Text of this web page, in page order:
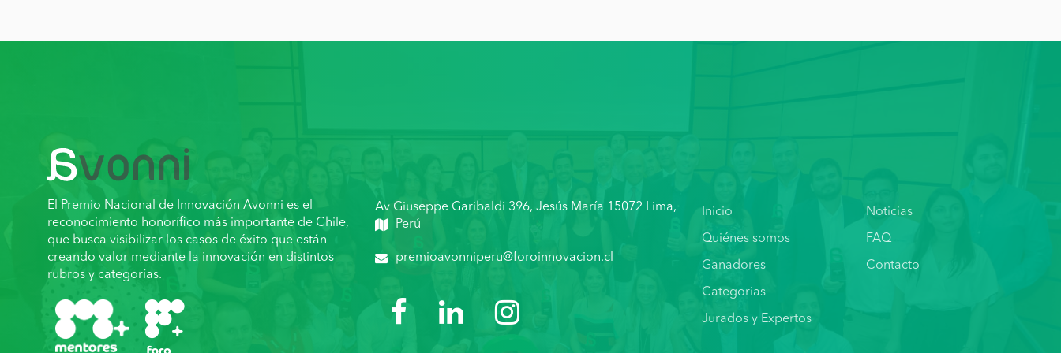
El Premio Nacional de Innovación Avonni es el
reconocimiento honorífico más importante de Chile,
que busca visibilizar los casos de éxito que están
creando valor mediante la innovación en distintos
rubros y categorías.
Av Giuseppe Garibaldi 396, Jesús María 15072 Lima,
Perú
premioavonniperu@foroinnovacion.cl
Inicio
Quiénes somos
Ganadores
Categorias
Jurados y Expertos
Noticias
FAQ
Contacto